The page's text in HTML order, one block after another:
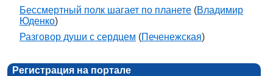
Бессмертный полк шагает по планете (Владимир
Юденко)
Разговор души с сердцем (Печенежская)
Регистрация на портале